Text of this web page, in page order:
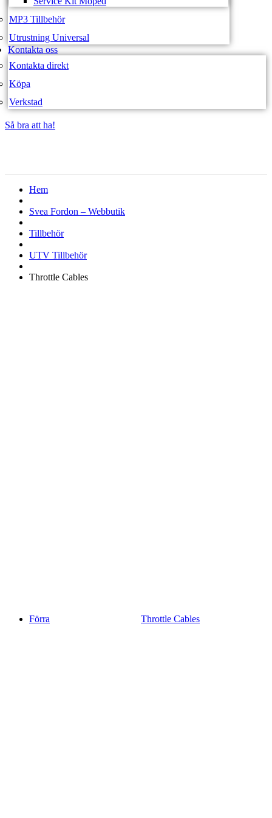
MP3 Tillbehör
Utrustning Universal
Kontakta oss
Kontakta direkt
Köpa
Verkstad
Så bra att ha!
Hem
Svea Fordon – Webbutik
Tillbehör
UTV Tillbehör
Throttle Cables
Förra Throttle Cables